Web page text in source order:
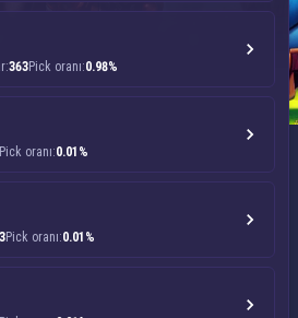
363Pick oranı:0.98%
Pick oranı:0.01%
3Pick oranı:0.01%